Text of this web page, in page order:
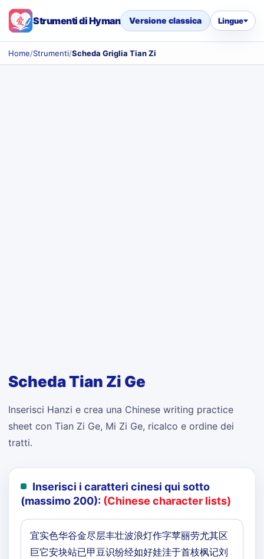
Strumenti di Hyman Versione classica Lingue
Home/Strumenti/Scheda Griglia Tian Zi
Scheda Tian Zi Ge
Inserisci Hanzi e crea una Chinese writing practice
sheet con Tian Zi Ge, Mi Zi Ge, ricalco e ordine dei
tratti.
Inserisci i caratteri cinesi qui sotto
(massimo 200): (Chinese character lists)